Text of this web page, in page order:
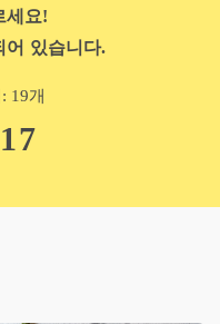
세요!
어 있습니다.
19개
17